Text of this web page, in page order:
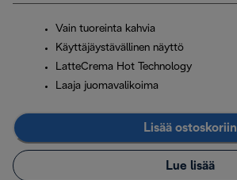
Vain tuoreinta kahvia
Käyttäjäystävällinen näyttö
LatteCrema Hot Technology
Laaja juomavalikoima
Lisää ostoskoriin
Lue lisää